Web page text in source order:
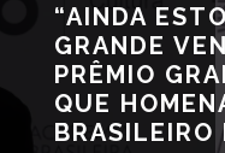
“AINDA
GRANDE
PRÊMIO
QUE
BRASILEIRO